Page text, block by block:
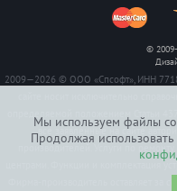
Мы используем файлы
Продолжая использовать
©
2009—2026 © ООО «Спсофт», ИНН
определяемой положением Статьи
все заявленные на сайте
производителей. Услуги по
центрами. Функции и комплектация
Фирма-производитель оставляет за